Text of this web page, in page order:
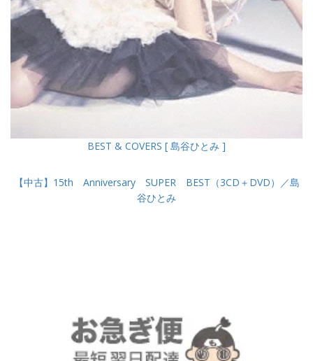
BEST & COVERS [ 島谷ひとみ ]
【中古】15th Anniversary SUPER BEST（3CD＋DVD）／島
谷ひとみ